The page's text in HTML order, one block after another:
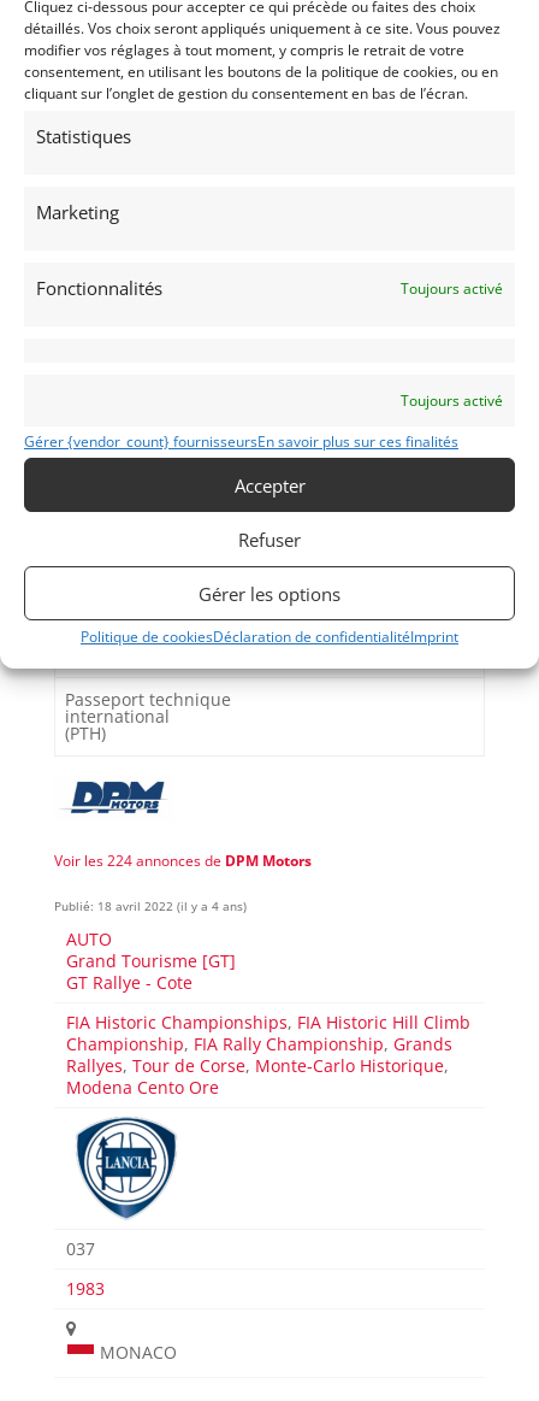
Cliquez ci-dessous pour accepter ce qui précède ou faites des choix
détaillés. Vos choix seront appliqués uniquement à ce site. Vous pouvez
modifier vos réglages à tout moment, y compris le retrait de votre
consentement, en utilisant les boutons de la politique de cookies, ou en
cliquant sur l’onglet de gestion du consentement en bas de l’écran.
Statistiques
Marketing
Fonctionnalités Toujours activé
Toujours activé
Gérer {vendor_count} fournisseursEn savoir plus sur ces finalités
Accepter
Refuser
Gérer les options
Politique de cookiesDéclaration de confidentialitéImprint
démontable pour faciliter le travail des mécaniciens
de course. Finalement, la 037 développe 320 chevaux
pour moins de 800 kg3.
La 037 sera championne du monde dès 1983 et sur
le podium jusqu’en 1986. En 1987, elle sera
Le modèle présenté, arbore une magnifique livrée
Pour plus de renseignement, merci de nous
Passeports techniques
ASN Numéro
Passeport Technique
Passeport technique
international
(PTH)
Voir les 224 annonces de DPM Motors
Publié: 18 avril 2022 (il y a 4 ans)
AUTO
Grand Tourisme [GT]
GT Rallye - Cote
FIA Historic Championships, FIA Historic Hill Climb
Championship, FIA Rally Championship, Grands
Rallyes,Tour de Corse, Monte-Carlo Historique,
Modena Cento Ore
037
1983
MONACO